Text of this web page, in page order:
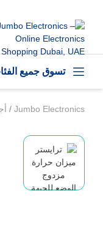
تسوق جميع
Jumbo Electronics
/